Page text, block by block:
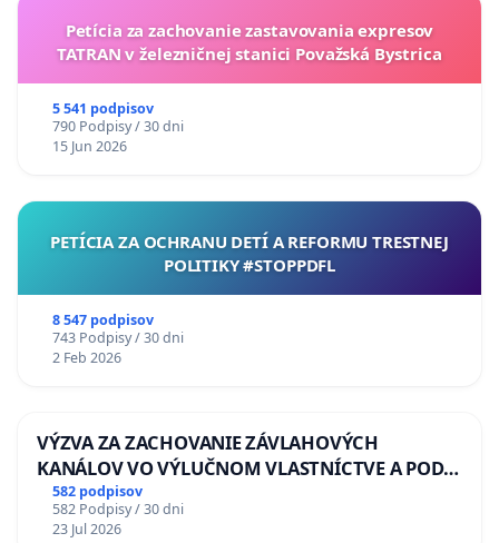
Petícia za zachovanie zastavovania expresov
TATRAN v železničnej stanici Považská Bystrica
5 541 podpisov
790 Podpisy / 30 dni
15 Jun 2026
PETÍCIA ZA OCHRANU DETÍ A REFORMU TRESTNEJ
POLITIKY #STOPPDFL
8 547 podpisov
743 Podpisy / 30 dni
2 Feb 2026
VÝZVA ZA ZACHOVANIE ZÁVLAHOVÝCH
KANÁLOV VO VÝLUČNOM VLASTNÍCTVE A POD
KONTROLOU SLOVENSKEJ REPUBLIKY & žiadosť
na riešenie zanedbaného stavu závlahových a
582 podpisov
582 Podpisy / 30 dni
23 Jul 2026